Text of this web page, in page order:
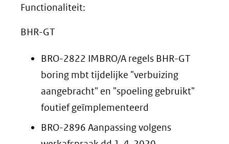
Functionaliteit:
BHR-GT
BRO-2822 IMBRO/A regels BHR-GT
boring mbt tijdelijke "verbuizing
aangebracht" en "spoeling gebruikt"
foutief geïmplementeerd
BRO-2896 Aanpassing volgens